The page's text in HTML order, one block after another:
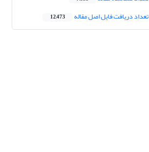
تعداد دریافت فایل اصل مقاله 12,473